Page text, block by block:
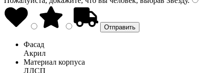
Фасад
Акрил
Материал корпуса
ЛДСП